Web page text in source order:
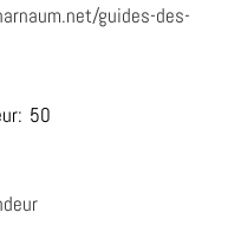
guides-des-
50